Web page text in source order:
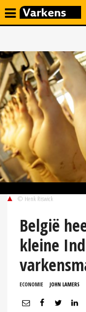
© Henk Riswick
België
kleine
ECONOMIE JOHN LAMERS